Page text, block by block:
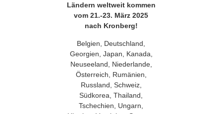
Ländern weltweit kommen
vom 21.-23. März 2025
nach Kronberg!
Belgien, Deutschland,
Georgien, Japan, Kanada,
Neuseeland, Niederlande,
Österreich, Rumänien,
Russland, Schweiz,
Südkorea, Thailand,
Tschechien, Ungarn,